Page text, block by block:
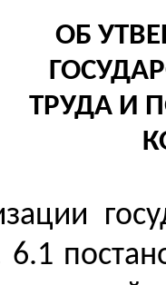
ОБ
ТРУДА И
6.1